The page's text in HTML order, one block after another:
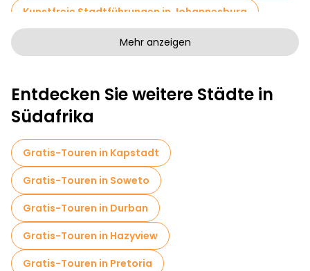
Kunstfreie Stadtführungen in Johannesburg
Sportaktivitäten in Johannesburg
Fototouren in Johannesburg
Museen in Johannesburg
Markttouren in Johannesburg
Lokale Verkostungstouren in Johannesburg
Kostenlose Tagesausflüge in Johannesburg
Kostenlose Nachtwanderungen in Johannesburg
Mehr anzeigen
Entdecken Sie weitere Städte in
Südafrika
Gratis-Touren in Kapstadt
Gratis-Touren in Soweto
Gratis-Touren in Durban
Gratis-Touren in Hazyview
Gratis-Touren in Pretoria